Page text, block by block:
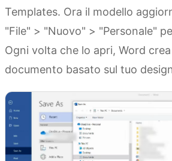
Templates. Ora il modello
"File" > "Nuovo" > "Personale"
Ogni volta che lo apri, Word
documento basato sul tuo